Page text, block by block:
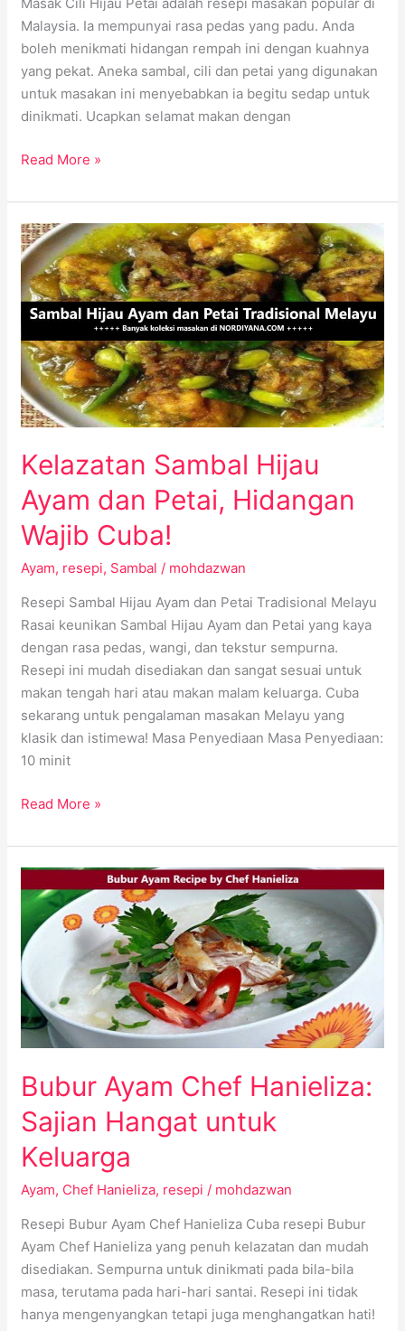
Malaysia. Ia mempunyai rasa pedas yang padu. Anda
boleh menikmati hidangan rempah ini dengan kuahnya
yang pekat. Aneka sambal, cili dan petai yang digunakan
untuk masakan ini menyebabkan ia begitu sedap untuk
dinikmati. Ucapkan selamat makan dengan
Read More »
Kelazatan Sambal Hijau
Ayam dan Petai, Hidangan
Wajib Cuba!
Ayam, resepi, Sambal / mohdazwan
Resepi Sambal Hijau Ayam dan Petai Tradisional Melayu
Rasai keunikan Sambal Hijau Ayam dan Petai yang kaya
dengan rasa pedas, wangi, dan tekstur sempurna.
Resepi ini mudah disediakan dan sangat sesuai untuk
makan tengah hari atau makan malam keluarga. Cuba
sekarang untuk pengalaman masakan Melayu yang
klasik dan istimewa! Masa Penyediaan Masa Penyediaan:
10 minit
Kelazatan
Sambal
Hijau
Ayam
dan
Petai,
Hidangan
Wajib
Cuba!
Read More »
Bubur Ayam Chef Hanieliza:
Sajian Hangat untuk
Keluarga
Ayam, Chef Hanieliza, resepi / mohdazwan
Resepi Bubur Ayam Chef Hanieliza Cuba resepi Bubur
Ayam Chef Hanieliza yang penuh kelazatan dan mudah
disediakan. Sempurna untuk dinikmati pada bila-bila
masa, terutama pada hari-hari santai. Resepi ini tidak
hanya mengenyangkan tetapi juga menghangatkan hati!
Ayam
Chef
Hanieliza:
Sajian
Hangat
untuk
Keluarga